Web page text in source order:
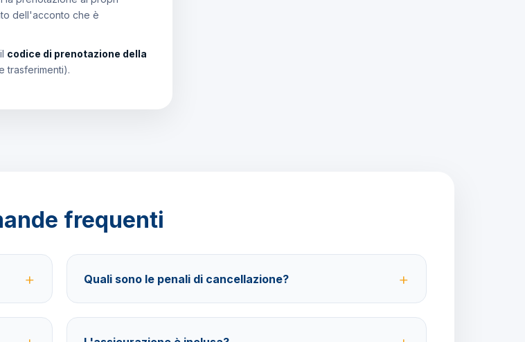
dell'acconto che è
codice di prenotazione della
trasferimenti).
frequenti
Quali sono le penali di cancellazione?
assicurazione facoltativa è possibile ottenere il rimborso del 100%.